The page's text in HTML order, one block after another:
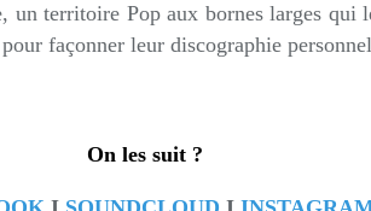
un territoire Pop aux bornes larges qui
façonner leur discographie
On les suit ?